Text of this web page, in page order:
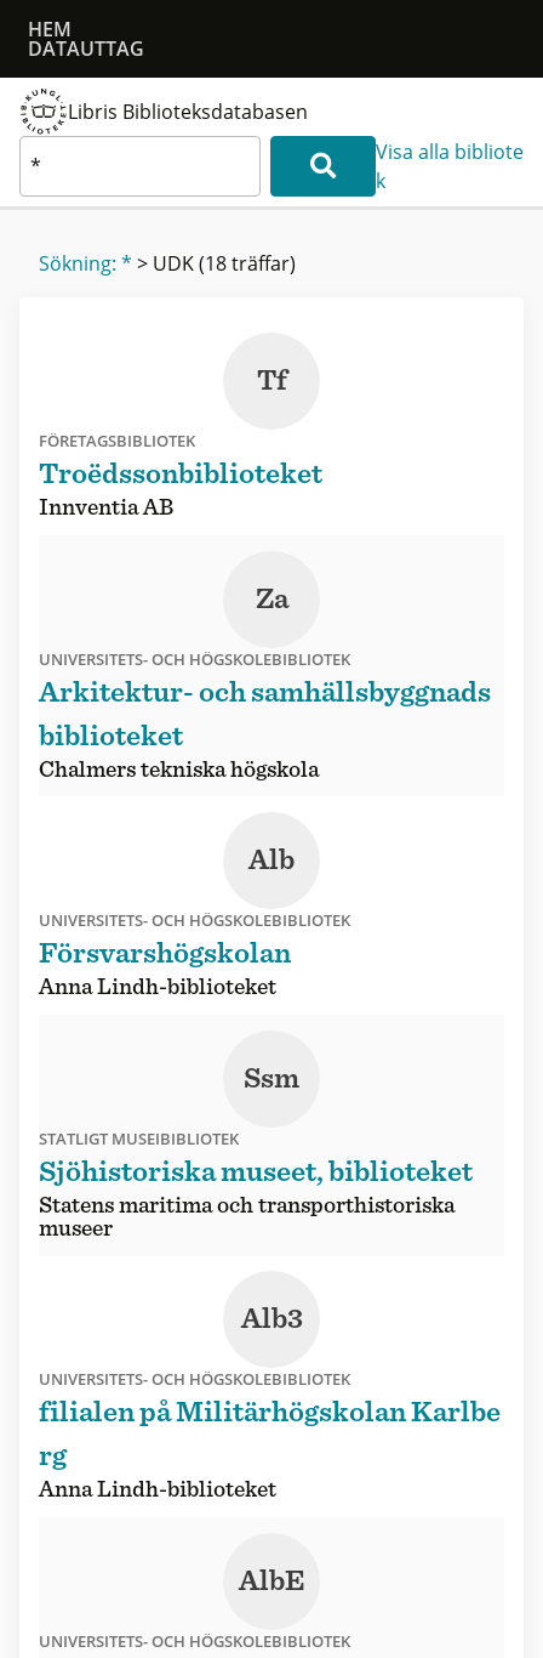
HEM
DATAUTTAG
Libris Biblioteksdatabasen
Visa alla bibliote
k
Sökning: * > UDK(18 träffar)
Tf
FÖRETAGSBIBLIOTEK
Troëdssonbiblioteket
Innventia AB
Za
UNIVERSITETS- OCH HÖGSKOLEBIBLIOTEK
Arkitektur- och samhällsbyggnads
biblioteket
Chalmers tekniska högskola
Alb
UNIVERSITETS- OCH HÖGSKOLEBIBLIOTEK
Försvarshögskolan
Anna Lindh-biblioteket
Ssm
STATLIGT MUSEIBIBLIOTEK
Sjöhistoriska museet, biblioteket
Statens maritima och transporthistoriska
museer
Alb3
UNIVERSITETS- OCH HÖGSKOLEBIBLIOTEK
filialen på Militärhögskolan Karlbe
rg
Anna Lindh-biblioteket
AlbE
UNIVERSITETS- OCH HÖGSKOLEBIBLIOTEK